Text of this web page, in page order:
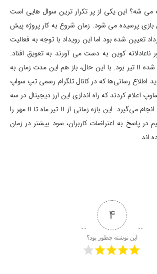
شه؟ این یکی از پر تکرار ترین سوال هایی است
بازی پرسیده می شود. زمان شروع به کار پروژه پیش
معادل با 10 خرداد تعیین شده بود اما این رویداد با توجه به فعالیت
ناعادلانه کوین به دست می آورند به تعویق افتاد.
تاریخ بعدی که اعلام شده 11 تیر بود. با این حال، باز هم این مدت زمان به
اطلاع رسانی‌ها که در کانال تلگرام رسمی تپ سواپ
اعلام کردند که راه اندازی این ارز دیجیتال در سه
ماهه سوم سال 2024 انجام می‌گیرد. این بازه زمانی از 11 تیر ماه تا 11 مهر را
در پاسخ به اعتراضات کاربران، سود بیشتر در زمان
اند.
4
این نوشته چطور بود؟